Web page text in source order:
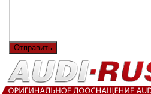
Отправить